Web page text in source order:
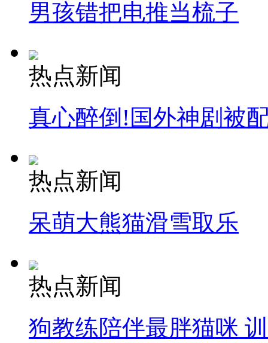
男孩错把电推当梳子
热点新闻
真心醉倒!国外神剧被
热点新闻
呆萌大熊猫滑雪取乐
热点新闻
狗教练陪伴最胖猫咪